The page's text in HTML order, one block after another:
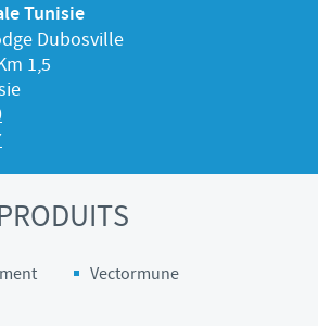
Tunisie
Dubosville
1,5
Vectormune